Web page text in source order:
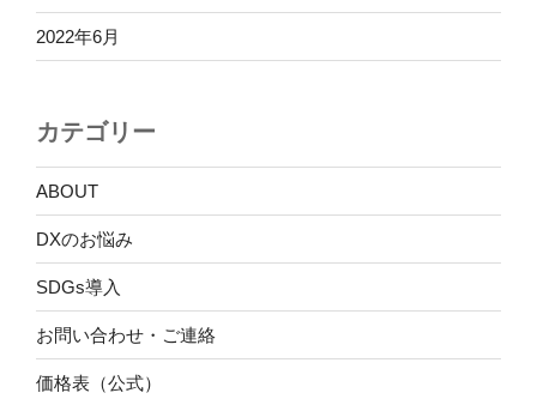
2022年6月
カテゴリー
ABOUT
DXのお悩み
SDGs導入
お問い合わせ・ご連絡
価格表（公式）